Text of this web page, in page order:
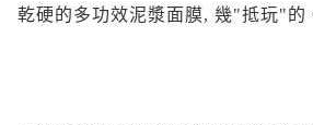
乾硬的多功效泥漿面膜, 幾"抵玩"的